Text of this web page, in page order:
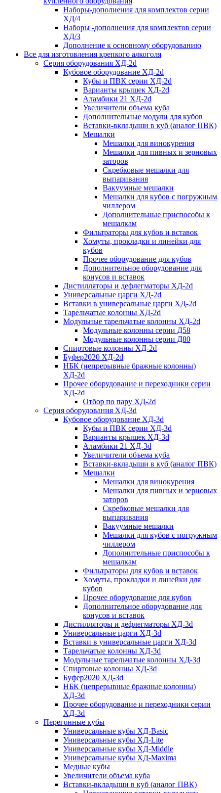
Наборы-дополнения для комплектов серии
ХД/4
Наборы -дополнения для комплектов серии
ХД/3
Дополнение к основному оборудованию
Все для изготовления крепкого алкоголя
Серия оборудования ХД-2d
Кубовое оборудование ХД-2d
Кубы и ПВК серии ХД-2d
Варианты крышек ХД-2d
Аламбики 21 ХД-2d
Увеличители объема куба
Дополнительные модули для кубов
Вставки-вкладыши в куб (аналог ПВК)
Мешалки
Мешалки для винокурения
Мешалки для пивных и зерновых
заторов
Скребковые мешалки для
выпаривания
Вакуумные мешалки
Мешалки для кубов с погружным
чиллером
Дополнительные приспособы к
мешалкам
Фильтраторы для кубов и вставок
Хомуты, прокладки и линейки для
кубов
Прочее оборудование для кубов
Дополнительное оборудование для
конусов и вставок
Дистилляторы и дефлегматоры ХД-2d
Универсальные царги ХД-2d
Вставки в универсальные царги ХД-2d
Тарельчатые колонны ХД-2d
Модульные тарельчатые колонны ХД-2d
Модульные колонны серии Д58
Модульные колонны серии Д80
Спиртовые колонны ХД-2d
Буфер2020 ХД-2d
НБК (непрерывные бражные колонны)
ХД-2d
Прочее оборудование и переходники серии
ХД-2d
Отбор по пару ХД-2d
Серия оборудования ХД-3d
Кубовое оборудование ХД-3d
Кубы и ПВК серии ХД-3d
Варианты крышек ХД-3d
Аламбики 21 ХД-3d
Увеличители объема куба
Вставки-вкладыши в куб (аналог ПВК)
Мешалки
Мешалки для винокурения
Мешалки для пивных и зерновых
заторов
Скребковые мешалки для
выпаривания
Вакуумные мешалки
Мешалки для кубов с погружным
чиллером
Дополнительные приспособы к
мешалкам
Фильтраторы для кубов и вставок
Хомуты, прокладки и линейки для
кубов
Прочее оборудование для кубов
Дополнительное оборудование для
конусов и вставок
Дистилляторы и дефлегматоры ХД-3d
Универсальные царги ХД-3d
Вставки в универсальные царги ХД-3d
Тарельчатые колонны ХД-3d
Модульные тарельчатые колонны ХД-3d
Спиртовые колонны ХД-3d
Буфер2020 ХД-3d
НБК (непрерывные бражные колонны)
ХД-3d
Прочее оборудование и переходники серии
ХД-3d
Перегонные кубы
Универсальные кубы ХД-Basic
Универсальные кубы ХД-Lite
Универсальные кубы ХД-Middle
Универсальные кубы ХД-Maxima
Медные кубы
Увеличители объема куба
Вставки-вкладыши в куб (аналог ПВК)